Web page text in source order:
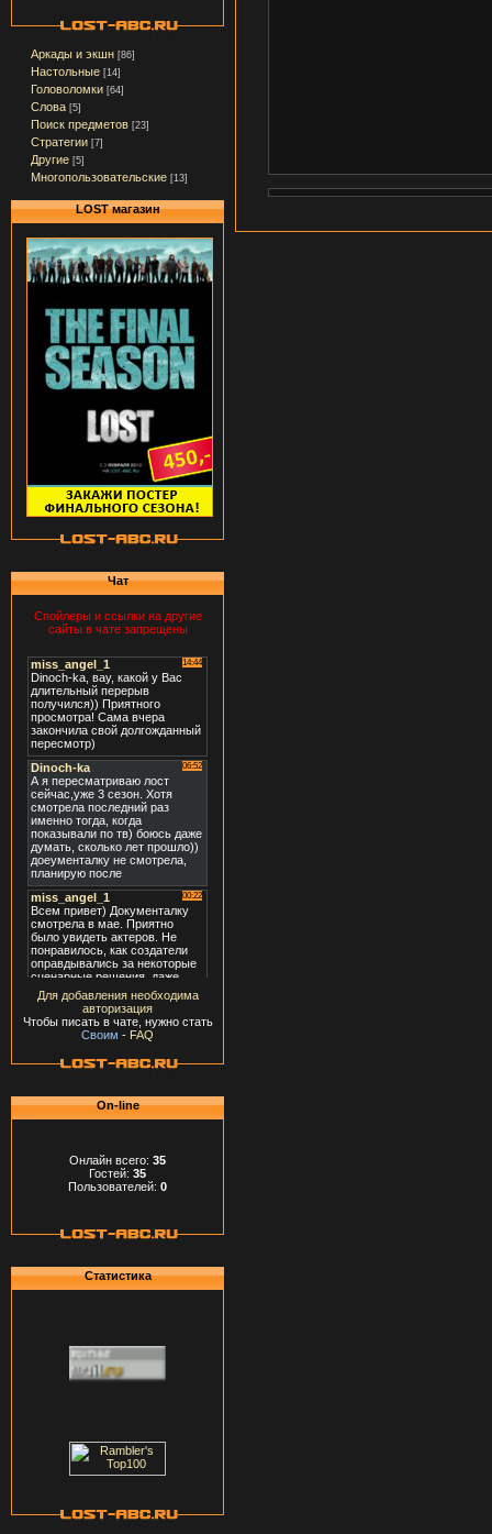
Аркады и экшн [86]
Настольные [14]
Головоломки [64]
Слова [5]
Поиск предметов [23]
Стратегии [7]
Другие [5]
Многопользовательские [13]
LOST магазин
Чат
Спойлеры и ссылки на другие
сайты в чате запрещены
Для добавления необходима
авторизация
Чтобы писать в чате, нужно стать
Своим - FAQ
On-line
Онлайн всего: 35
Гостей: 35
Пользователей: 0
Статистика